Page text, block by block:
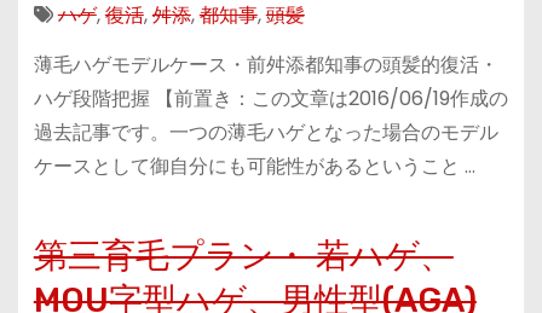
ハゲ,復活,舛添,都知事,頭髪
薄毛ハゲモデルケース・前舛添都知事の頭髪的復活・
ハゲ段階把握 【前置き：この文章は2016/06/19作成の
過去記事です。一つの薄毛ハゲとなった場合のモデル
ケースとして御自分にも可能性があるということ …
第三育毛プラン・ 若ハゲ、
MOU字型ハゲ、男性型(AGA)